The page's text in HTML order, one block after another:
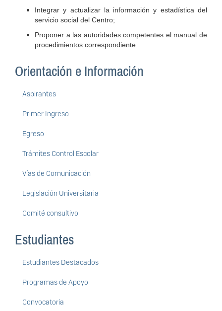
Integrar y actualizar la información y estadística del
servicio social del Centro;
Proponer a las autoridades competentes el manual de
procedimientos correspondiente
Orientación e Información
Aspirantes
Primer Ingreso
Egreso
Trámites Control Escolar
Vías de Comunicación
Legislación Universitaria
Comité consultivo
Estudiantes
Estudiantes Destacados
Programas de Apoyo
Convocatoria